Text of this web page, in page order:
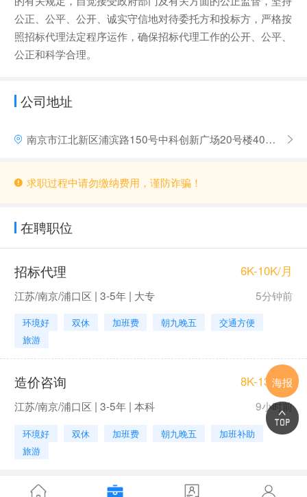
公正、公平、公开、诚实守信地对待委托方和投标方，严格按
照招标代理法定程序运作，确保招标代理工作的公开、公平、
公正和科学合理。
公司地址
南京市江北新区浦滨路150号中科创新广场20号楼407室
求职过程中请勿缴纳费用，谨防诈骗！
在聘职位
招标代理 6K-10K/月
江苏/南京/浦口区 | 3-5年 | 大专 5分钟前
环境好 双休 加班费 朝九晚五
交通方便
旅游
造价咨询 8K-13K/月
江苏/南京/浦口区 | 3-5年 | 本科 9小时前
环境好 双休 加班费 朝九晚五
加班补助
旅游
海报